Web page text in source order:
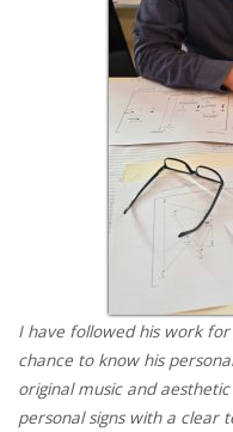
I have followed his work
chance to know his
original music and
personal signs with a clear